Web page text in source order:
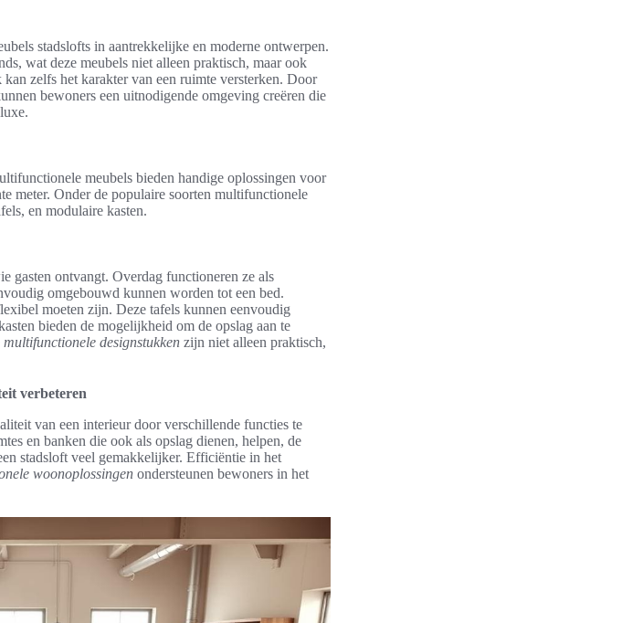
stadslofts in aantrekkelijke en moderne ontwerpen.
wat deze meubels niet alleen praktisch, maar ook
zelfs het karakter van een ruimte versterken. Door
bewoners een uitnodigende omgeving creëren die
meubels bieden handige oplossingen voor
meter. Onder de populaire soorten multifunctionele
en modulaire kasten.
gasten ontvangt. Overdag functioneren ze als
omgebouwd kunnen worden tot een bed.
moeten zijn. Deze tafels kunnen eenvoudig
bieden de mogelijkheid om de opslag aan te
multifunctionele designstukken zijn niet alleen praktisch,
verbeteren
van een interieur door verschillende functies te
en banken die ook als opslag dienen, helpen, de
stadsloft veel gemakkelijker. Efficiëntie in het
woonoplossingen ondersteunen bewoners in het